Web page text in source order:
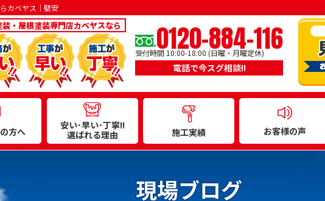
カベヤス｜壁安
装・屋根塗装専門店カベヤスなら 0120-884-116
受付時間 10:00-18:00 (日曜・月曜定休)
電話で今スグ相談!!
方へ
安い･早い･丁寧!!
選ばれる理由
施工実績 お客様の声
現場ブログ